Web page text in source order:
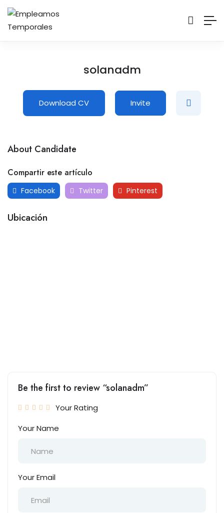
solanadm
Download CV Invite
About Candidate
Compartir este artículo
Facebook Twitter Pinterest
Ubicación
Be the first to review “solanadm”
Your Rating
Your Name
Your Email